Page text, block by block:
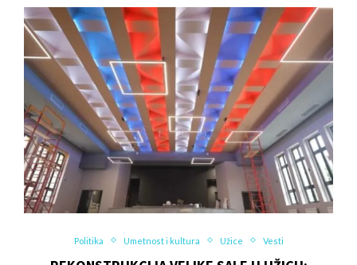
Politika Umetnost i kultura Užice Vesti